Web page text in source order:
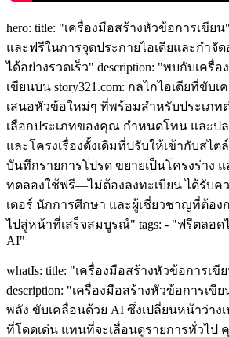
hero: title: "เครื่องมือสร้างหัวข้อการเขีย
และฟรีในการจุดประกายไอเดียและกำจั
ได้อย่างรวดเร็ว" description: "พบกับเครื่
เขียนบน story321.com: กลไกไอเดียที่ขับ
เสนอหัวข้อใหม่ๆ ที่พร้อมสำหรับประเภท
เลือกประเภทของคุณ กำหนดโทน และป
และโครงเรื่องดั้งเดิมที่ปรับให้เข้ากับสไ
บันทึกรายการโปรด ขยายเป็นโครงร่าง
ทดลองใช้ฟรี—ไม่ต้องลงทะเบียน ได้รับคว
เตอร์ นักการศึกษา และผู้เชี่ยวชาญที่ต้อง
ไปสู่หน้าที่เสร็จสมบูรณ์" tags: - "ฟรีตลอด
AI"
whatIs: title: "เครื่องมือสร้างหัวข้อการเขี
description: "เครื่องมือสร้างหัวข้อการเขี
พลัง ขับเคลื่อนด้วย AI ซึ่งเปลี่ยนหน้าว่าง
ที่โดดเด่น แทนที่จะเลื่อนดูรายการทั่วไป